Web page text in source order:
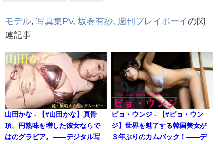
モデル, 写真集PV, 坂巻有紗, 週刊プレイボーイの関
連記事
山田かな - 【#山田かな】真骨
頂。円熟味を増した彼女ならで
はのグラビア。――デジタル写
ピョ・ウンジ - 【#ピョ・ウン
ジ】世界を魅了する韓国美女が
３年ぶりのカムバック！――デ